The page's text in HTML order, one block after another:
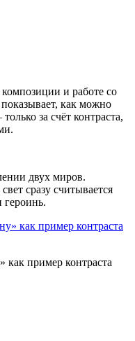
композиции и работе со
как можно
за счёт контраста,
двух миров.
сразу считывается
героинь.
пример контраста